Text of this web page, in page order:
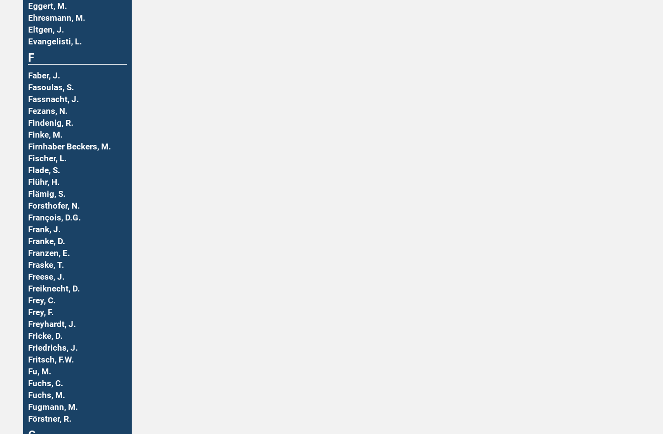
Eggert, M.
Ehresmann, M.
Eltgen, J.
Evangelisti, L.
F
Faber, J.
Fasoulas, S.
Fassnacht, J.
Fezans, N.
Findenig, R.
Finke, M.
Firnhaber Beckers, M.
Fischer, L.
Flade, S.
Flühr, H.
Flämig, S.
Forsthofer, N.
François, D.G.
Frank, J.
Franke, D.
Franzen, E.
Fraske, T.
Freese, J.
Freiknecht, D.
Frey, C.
Frey, F.
Freyhardt, J.
Fricke, D.
Friedrichs, J.
Fritsch, F.W.
Fu, M.
Fuchs, C.
Fuchs, M.
Fugmann, M.
Förstner, R.